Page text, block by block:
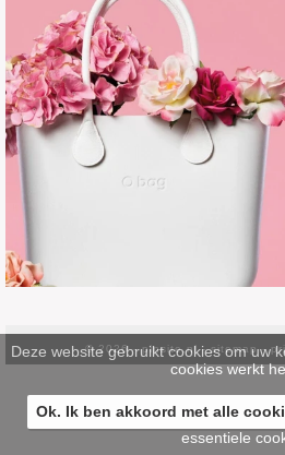
© 2026 -pinsite.nl-sitemap-
Deze website gebruikt cookies om uw
cookies werkt
Ok. Ik ben akkoord met alle
essentiele